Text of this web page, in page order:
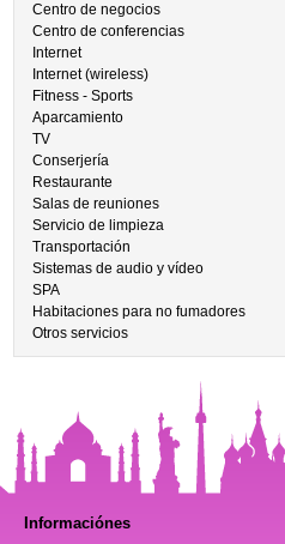
Centro de negocios
Centro de conferencias
Internet
Internet (wireless)
Fitness - Sports
Aparcamiento
TV
Conserjería
Restaurante
Salas de reuniones
Servicio de limpieza
Transportación
Sistemas de audio y vídeo
SPA
Habitaciones para no fumadores
Otros servicios
Informaciónes